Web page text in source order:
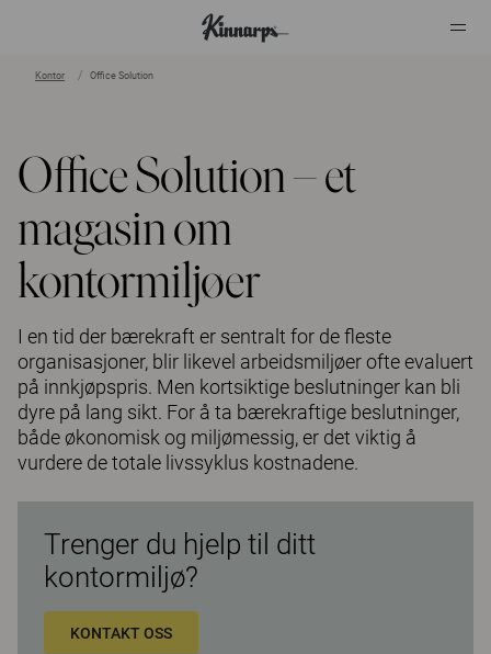
Kontor Office Solution
Office Solution – et
magasin om
kontormiljøer
I en tid der bærekraft er sentralt for de ﬂeste
organisasjoner, blir likevel arbeidsmiljøer ofte evaluert
på innkjøpspris. Men kortsiktige beslutninger kan bli
dyre på lang sikt. For å ta bærekraftige beslutninger,
både økonomisk og miljømessig, er det viktig å
vurdere de totale livssyklus kostnadene.
Trenger du hjelp til ditt
kontormiljø?
KONTAKT OSS